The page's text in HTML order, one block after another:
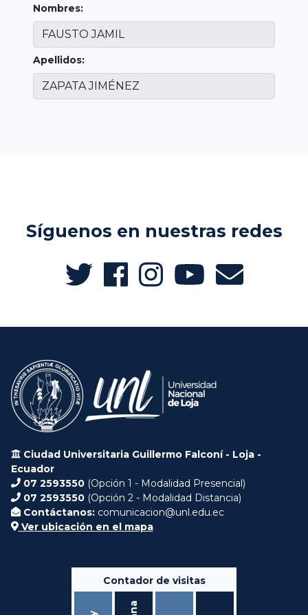
Nombres:
Apellidos:
Síguenos en nuestras redes
Ciudad Universitaria Guillermo Falconí - Loja -
Ecuador
07 2593550 (Opción 1 - Modalidad Presencial)
07 2593550 (Opción 2 - Modalidad Distancia)
Contáctanos: comunicacion@unl.edu.ec
Ver ubicación en el mapa
Contador de visitas